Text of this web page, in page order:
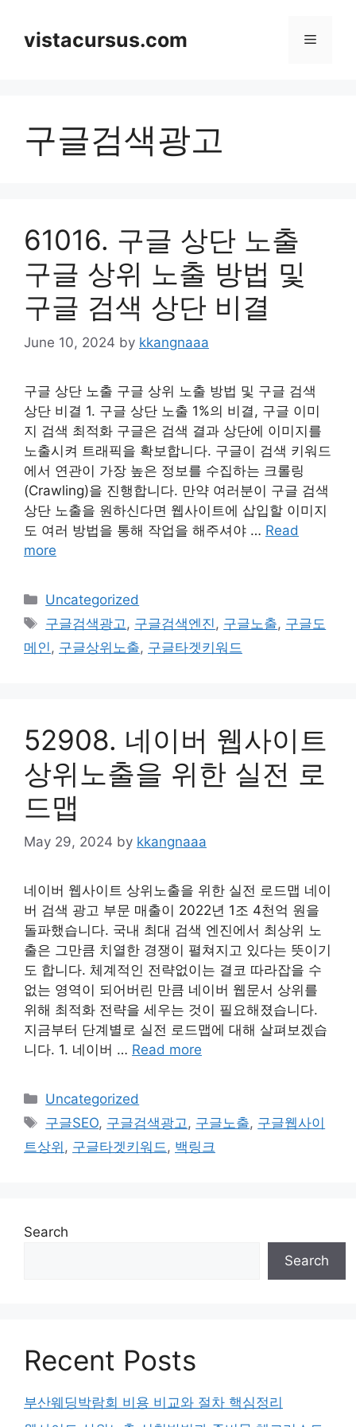
contentvistacursus.com Menu
구글검색광고
61016. 구글 상단 노출
구글 상위 노출 방법 및
구글 검색 상단 비결
June 10, 2024 by kkangnaaa
구글 상단 노출 구글 상위 노출 방법 및 구글 검색
상단 비결 1. 구글 상단 노출 1%의 비결, 구글 이미
지 검색 최적화 구글은 검색 결과 상단에 이미지를
노출시켜 트래픽을 확보합니다. 구글이 검색 키워드
에서 연관이 가장 높은 정보를 수집하는 크롤링
(Crawling)을 진행합니다. 만약 여러분이 구글 검색
상단 노출을 원하신다면 웹사이트에 삽입할 이미지
도 여러 방법을 통해 작업을 해주셔야 … Read
more
Categories
Uncategorized
Tags
구글검색광고 , 구글검색엔진 , 구글노출, 구글도
메인 , 구글상위노출, 구글타겟키워드
52908. 네이버 웹사이트
상위노출을 위한 실전 로
드맵
May 29, 2024 by kkangnaaa
네이버 웹사이트 상위노출을 위한 실전 로드맵 네이
버 검색 광고 부문 매출이 2022년 1조 4천억 원을
돌파했습니다. 국내 최대 검색 엔진에서 최상위 노
출은 그만큼 치열한 경쟁이 펼쳐지고 있다는 뜻이기
도 합니다. 체계적인 전략없이는 결코 따라잡을 수
없는 영역이 되어버린 만큼 네이버 웹문서 상위를
위해 최적화 전략을 세우는 것이 필요해졌습니다.
지금부터 단계별로 실전 로드맵에 대해 살펴보겠습
니다. 1. 네이버 … Read more
Categories
Uncategorized
Tags
구글SEO, 구글검색광고, 구글노출, 구글웹사이
트상위 , 구글타겟키워드, 백링크
Search
Search
Recent Posts
부산웨딩박람회 비용 비교와 절차 핵심정리